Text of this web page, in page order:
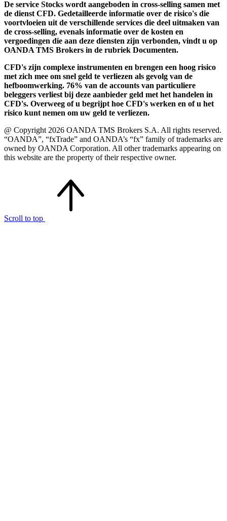
De service Stocks wordt aangeboden in cross-selling samen met
de dienst CFD. Gedetailleerde informatie over de risico's die
voortvloeien uit de verschillende services die deel uitmaken van
de cross-selling, evenals informatie over de kosten en
vergoedingen die aan deze diensten zijn verbonden, vindt u op
OANDA TMS Brokers in de rubriek Documenten.
CFD's zijn complexe instrumenten en brengen een hoog risico
met zich mee om snel geld te verliezen als gevolg van de
hefboomwerking. 76% van de accounts van particuliere
beleggers verliest bij deze aanbieder geld met het handelen in
CFD's. Overweeg of u begrijpt hoe CFD's werken en of u het
risico kunt nemen om uw geld te verliezen.
@ Copyright 2026 OANDA TMS Brokers S.A. All rights reserved.
“OANDA”, “fxTrade” and OANDA’s “fx” family of trademarks are
owned by OANDA Corporation. All other trademarks appearing on
this website are the property of their respective owner.
Scroll to top